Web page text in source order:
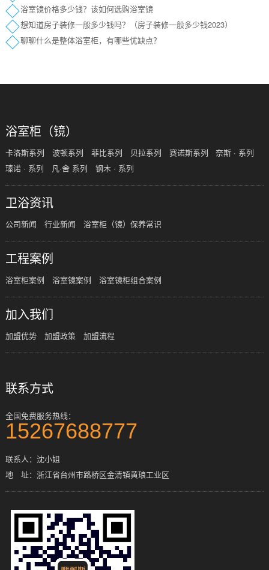
浴室镜价格多少钱？该如何选购浴室镜
想知道房子装修一般多少钱吗？（房子装修一般多少钱2023）
聊聊什么是整体浴室柜，有哪些优缺点？
浴室柜（镜）
卡洛斯系列 波顿系列 菲比系列 贝拉系列 赛诺斯系列
奈斯 · 系列
瑧诺 · 系列
凡·舍 系列 钢木 · 系列
卫浴资讯
公司新闻 行业新闻 浴室柜（镜）保养常识
工程案例
浴室柜案例 浴室镜案例 浴室镜柜组合案例
加入我们
加盟优势 加盟政策 加盟流程
联系方式
全国免费服务热线：
15267688777
联系人：沈小姐
地 址：浙江省台州市路桥区金清镇黄琅工业区